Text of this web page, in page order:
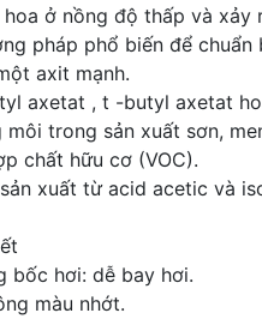
ở nồng độ thấp và xảy
pháp phổ biến để
axit mạnh.
axetat , t -butyl axetat
môi trong sản xuất sơn,
chất hữu cơ (VOC).
xuất từ acid acetic và
bốc hơi: dễ bay hơi.
màu nhớt.